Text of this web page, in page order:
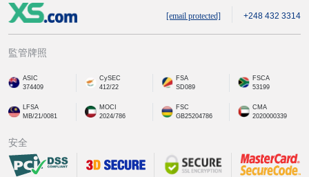
[email protected] +248 432 3314
監管牌照
ASIC
374409
CySEC
412/22
FSA
SD089
FSCA
53199
LFSA
MB/21/0081
MOCI
2024/786
FSC
GB25204786
CMA
2020000339
安全